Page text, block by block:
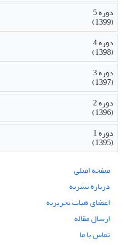
دوره 5
(1399)
دوره 4
(1398)
دوره 3
(1397)
دوره 2
(1396)
دوره 1
(1395)
صفحه اصلی
درباره نشریه
اعضای هیات تحریریه
ارسال مقاله
تماس با ما